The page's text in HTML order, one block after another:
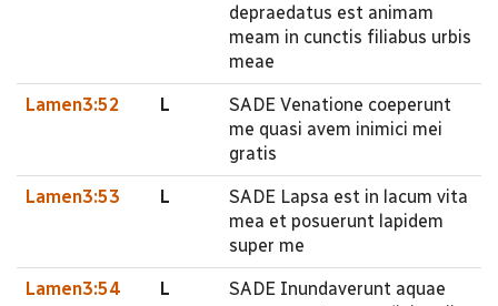
depraedatus est animam
meam in cunctis filiabus urbis
meae
Lamen3:52 L
SADE Venatione coeperunt
me quasi avem inimici mei
gratis
Lamen3:53 L
SADE Lapsa est in lacum vita
mea et posuerunt lapidem
super me
Lamen3:54 L
SADE Inundaverunt aquae